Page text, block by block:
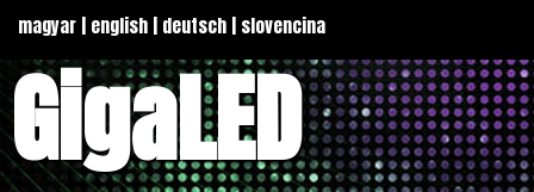
magyar | english | deutsch | slovencina
GigaLED